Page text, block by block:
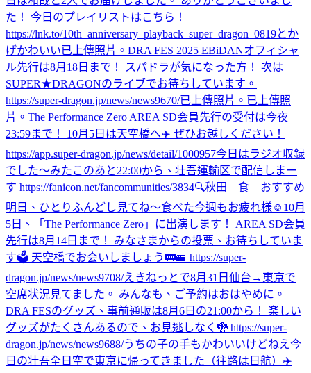
た！ 今日のプレイリストはこちら！
https://lnk.to/10th_anniversary_playback_super_dragon_0819とか
げかわいい已上傳照片。 DRA FES 2025 EBiDANオフィシャ
ル先行は8月18日まで！ スパドラが気になった方！ 次は
SUPER★DRAGONのライブでお待ちしています。
https://super-dragon.jp/news/news9670/已上傳照片。 已上傳照
片。 The Performance Zero AREA SD会員先行の受付は今夜
23:59まで！ 10月5日は天空橋へ✈️ ぜひお越しください！
https://app.super-dragon.jp/news/detail/1000957今日はラジオ収録
でした〜みたこのあと22:00から、壮吾運輸区で配信しまー
す https://fanicon.net/fancommunities/3834🔍秋田 食 おすすめ
明日、ひとりふんどし見てね〜食べた今週もお疲れ様☺️ 10月
5日、「The Performance Zero」に出演します！ AREA SD会員
先行は8月14日まで！ みなさまからの投票、お待ちしていま
す🗳️ 天空橋でお会いしましょう🚃🚝 https://super-
dragon.jp/news/news9708/えきねっとで8月31日仙台→東京で
空席状況見てました。 みんなも、ご予約はおはやめに。
DRA FESのグッズ、事前通販は8月6日の21:00から！ 楽しい
グッズがたくさんあるので、お見逃しなく🐉 https://super-
dragon.jp/news/news9688/うちの子の手もかわいいけどねえ 今
日の壮吾全日空で東京に帰ってきました（往路は日航）✈️